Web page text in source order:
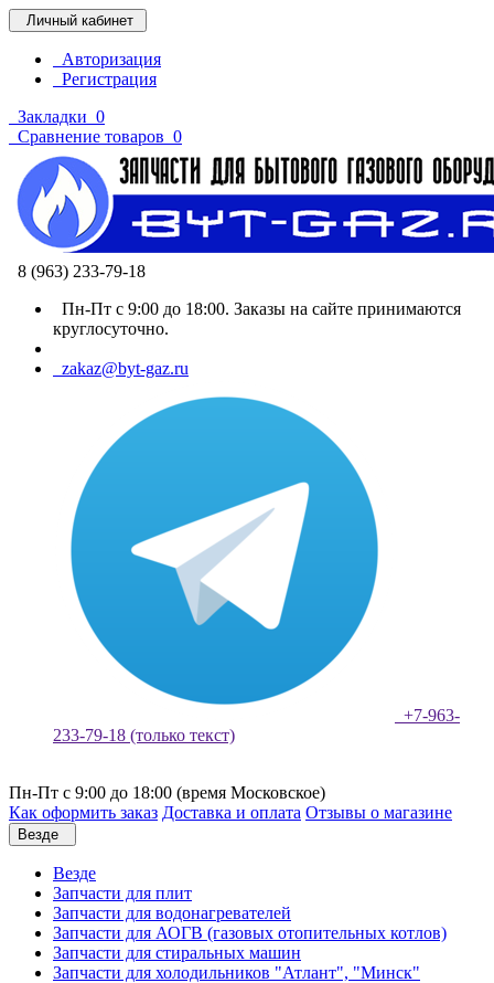
Личный кабинет
Авторизация
Регистрация
Закладки 0
Сравнение товаров 0
8 (963) 233-79-18
Пн-Пт с 9:00 до 18:00. Заказы на сайте принимаются
круглосуточно.
zakaz@byt-gaz.ru
+7-963-
233-79-18 (только текст)
Пн-Пт с 9:00 до 18:00 (время Московское)
Как оформить заказ Доставка и оплата Отзывы о магазине
Везде
Везде
Запчасти для плит
Запчасти для водонагревателей
Запчасти для АОГВ (газовых отопительных котлов)
Запчасти для стиральных машин
Запчасти для холодильников "Атлант", "Минск"